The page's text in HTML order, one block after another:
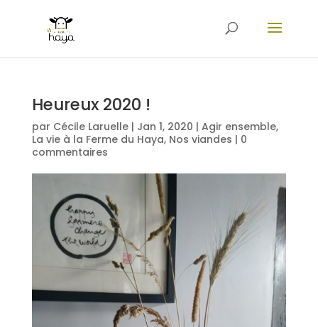
Heureux 2020 !
par Cécile Laruelle| Jan 1, 2020 | Agir ensemble,
La vie à la Ferme du Haya, Nos viandes | 0
commentaires